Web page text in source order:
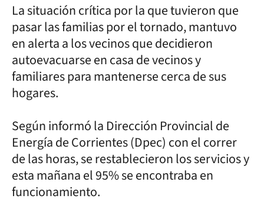
La situación crítica por la que tuvieron que
pasar las familias por el tornado, mantuvo
en alerta a los vecinos que decidieron
autoevacuarse en casa de vecinos y
familiares para mantenerse cerca de sus
hogares.
Según informó la Dirección Provincial de
Energía de Corrientes (Dpec) con el correr
de las horas, se restablecieron los servicios y
esta mañana el 95% se encontraba en
funcionamiento.